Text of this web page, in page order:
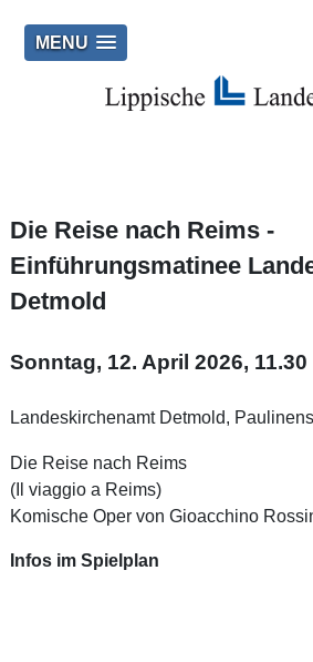
MENU
Die Reise nach Reims -
Einführungsmatinee
Detmold
Sonntag, 12. April 2026, 11.30
Landeskirchenamt Detmold,
Die Reise nach Reims
(Il viaggio a Reims)
Komische Oper von Gioacchino
Infos im Spielplan